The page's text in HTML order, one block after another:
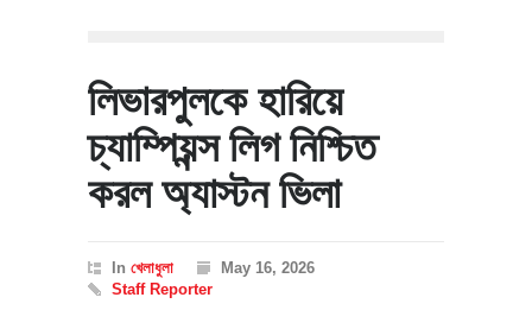
লিভারপুলকে হারিয়ে
চ্যাম্পিয়ন্স লিগ নিশ্চিত
করল অ্যাস্টন ভিলা
In খেলাধুলা
May 16, 2026
Staff Reporter